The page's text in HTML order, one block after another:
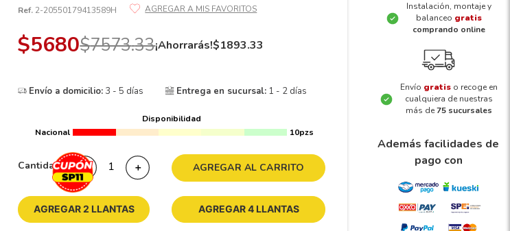
Ref. 2-20550179413589H
$5680$7573.33¡Ahorrarás!$1893.33
Envío a domicilio:3 - 5 días Entrega en sucursal: 1 - 2 días
Disponibilidad
Nacional
10pzs
Cantidad ＋
－ AGREGAR AL CARRITO
AGREGAR 2 LLANTAS AGREGAR 4 LLANTAS
Instalación, montaje y
balanceo gratis
comprando online
Envío gratis o recoge en
cualquiera de nuestras
más de75 sucursales
Además facilidades de
pago con
65 15